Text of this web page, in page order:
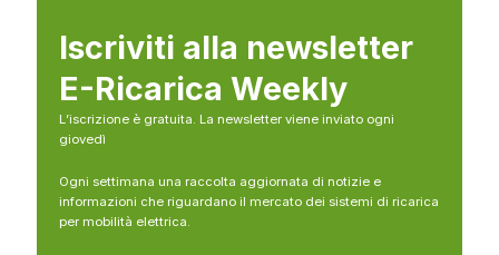
Iscriviti alla newsletter
E-Ricarica Weekly
L’iscrizione è gratuita. La newsletter viene inviato ogni
giovedì
Ogni settimana una raccolta aggiornata di notizie e
informazioni che riguardano il mercato dei sistemi di ricarica
per mobilità elettrica.